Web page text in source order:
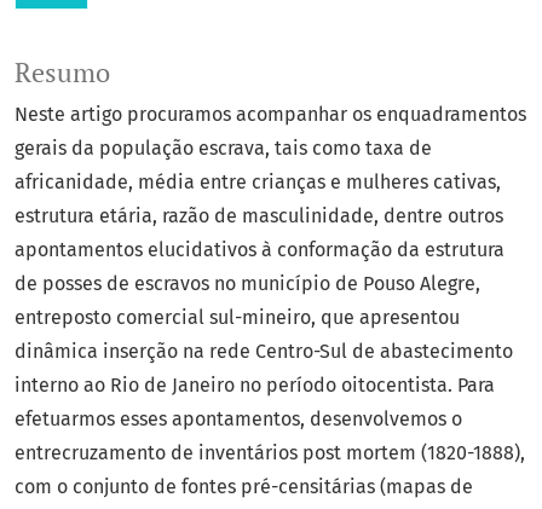
Resumo
Neste artigo procuramos acompanhar os enquadramentos
gerais da população escrava, tais como taxa de
africanidade, média entre crianças e mulheres cativas,
estrutura etária, razão de masculinidade, dentre outros
apontamentos elucidativos à conformação da estrutura
de posses de escravos no município de Pouso Alegre,
entreposto comercial sul-mineiro, que apresentou
dinâmica inserção na rede Centro-Sul de abastecimento
interno ao Rio de Janeiro no período oitocentista. Para
efetuarmos esses apontamentos, desenvolvemos o
entrecruzamento de inventários post mortem (1820-1888),
com o conjunto de fontes pré-censitárias (mapas de